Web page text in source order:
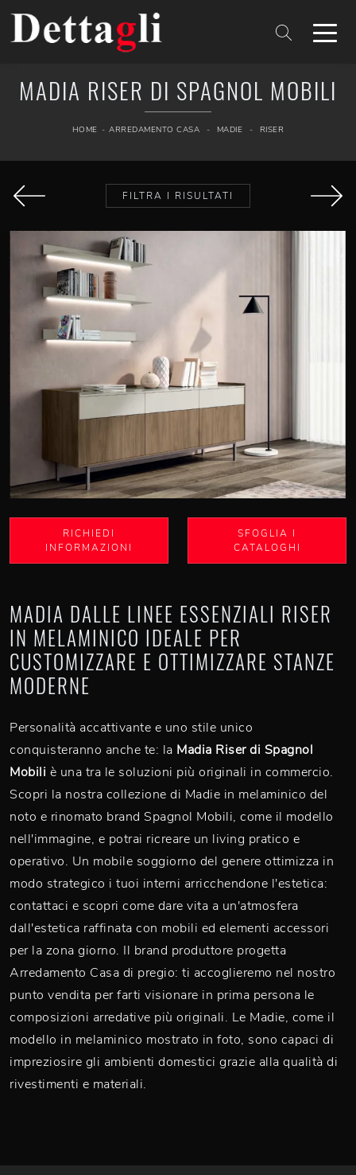
MADIA RISER DI SPAGNOL MOBILI
HOME - ARREDAMENTO CASA - MADIE - RISER
FILTRA I RISULTATI
RICHIEDI
INFORMAZIONI
SFOGLIA I
CATALOGHI
MADIA DALLE LINEE ESSENZIALI RISER
IN MELAMINICO IDEALE PER
CUSTOMIZZARE E OTTIMIZZARE STANZE
MODERNE
Personalità accattivante e uno stile unico
conquisteranno anche te: la Madia Riser di Spagnol
Mobili è una tra le soluzioni più originali in commercio.
Scopri la nostra collezione di Madie in melaminico del
noto e rinomato brand Spagnol Mobili, come il modello
nell'immagine, e potrai ricreare un living pratico e
operativo. Un mobile soggiorno del genere ottimizza in
modo strategico i tuoi interni arricchendone l'estetica:
contattaci e scopri come dare vita a un'atmosfera
dall'estetica raffinata con mobili ed elementi accessori
per la zona giorno. Il brand produttore progetta
Arredamento Casa di pregio: ti accoglieremo nel nostro
punto vendita per farti visionare in prima persona le
composizioni arredative più originali. Le Madie, come il
modello in melaminico mostrato in foto, sono capaci di
impreziosire gli ambienti domestici grazie alla qualità di
rivestimenti e materiali.